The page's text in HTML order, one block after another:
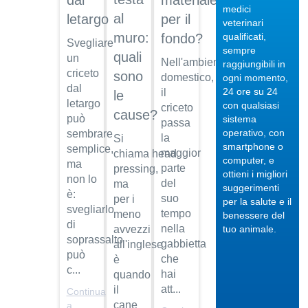
letargo
Svegliare
un
criceto
dal
letargo
può
sembrare
semplice,
ma
non lo
è:
svegliarlo
di
soprassalto
può
c...
Continua
a
al
muro:
quali
sono
le
cause?
Si
chiama head
pressing,
ma
per i
meno
avvezzi
all'inglese
è
quando
il
cane
per il
fondo?
Nell'ambiente
domestico,
il
criceto
passa
la
maggior
parte
del
suo
tempo
nella
gabbietta
che
hai
att...
medici
veterinari
qualificati,
sempre
raggiungibili in
ogni momento,
24 ore su 24
con qualsiasi
sistema
operativo, con
smartphone o
computer, e
ottieni i migliori
suggerimenti
per la salute e il
benessere del
tuo animale.
04/10/
Veterinario
di
Maurizio
Albano
Guarda
il video
04/10/
Regalare